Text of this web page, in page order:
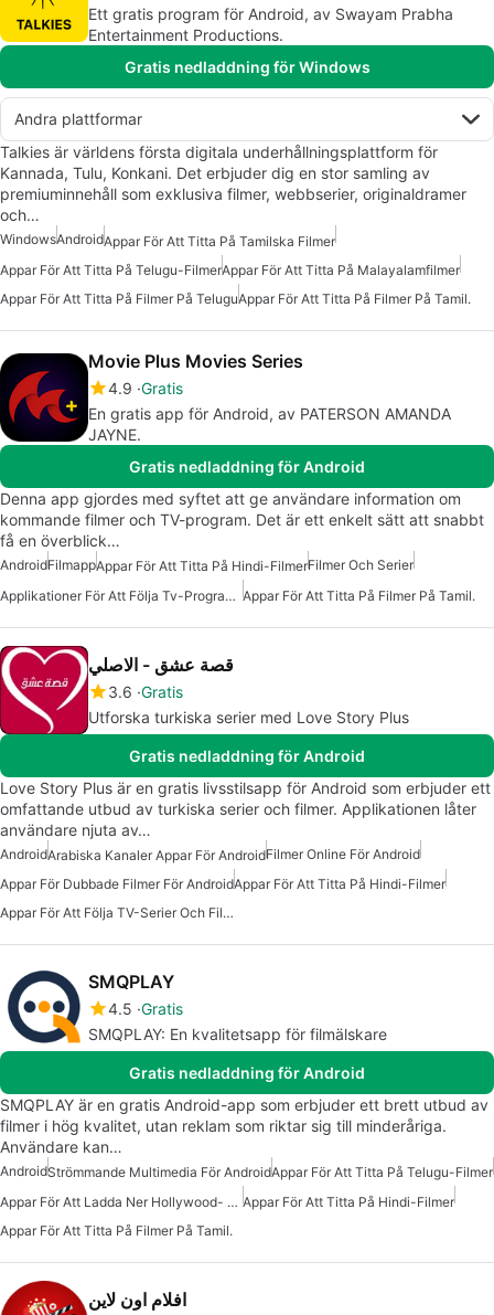
Ett gratis program för Android, av Swayam Prabha
Entertainment Productions.
Gratis nedladdning för Windows
Andra plattformar
Talkies är världens första digitala underhållningsplattform för
Kannada, Tulu, Konkani. Det erbjuder dig en stor samling av
premiuminnehåll som exklusiva filmer, webbserier, originaldramer
och…
WindowsAndroidAppar För Att Titta På Tamilska Filmer
Appar För Att Titta På Telugu-FilmerAppar För Att Titta På Malayalamfilmer
Appar För Att Titta På Filmer På TeluguAppar För Att Titta På Filmer På Tamil.
Movie Plus Movies Series
4.9 Gratis
En gratis app för Android, av PATERSON AMANDA
JAYNE.
Gratis nedladdning för Android
Denna app gjordes med syftet att ge användare information om
kommande filmer och TV-program. Det är ett enkelt sätt att snabbt
få en överblick…
AndroidFilmappAppar För Att Titta På Hindi-FilmerFilmer Och Serier
Applikationer För Att Följa Tv-Program Och Filmer Appar För Att Titta På Filmer På Tamil.
قصة عشق - الاصلي
3.6 Gratis
Utforska turkiska serier med Love Story Plus
Gratis nedladdning för Android
Love Story Plus är en gratis livsstilsapp för Android som erbjuder ett
omfattande utbud av turkiska serier och filmer. Applikationen låter
användare njuta av…
AndroidArabiska Kanaler Appar För AndroidFilmer Online För Android
Appar För Dubbade Filmer För AndroidAppar För Att Titta På Hindi-Filmer
Appar För Att Följa TV-Serier Och Filmer
SMQPLAY
4.5 Gratis
SMQPLAY: En kvalitetsapp för filmälskare
Gratis nedladdning för Android
SMQPLAY är en gratis Android-app som erbjuder ett brett utbud av
filmer i hög kvalitet, utan reklam som riktar sig till minderåriga.
Användare kan…
AndroidStrömmande Multimedia För AndroidAppar För Att Titta På Telugu-Filmer
Appar För Att Ladda Ner Hollywood- Och Bollywood-Filmer Appar För Att Titta På Hindi-Filmer
Appar För Att Titta På Filmer På Tamil.
افلام اون لاين